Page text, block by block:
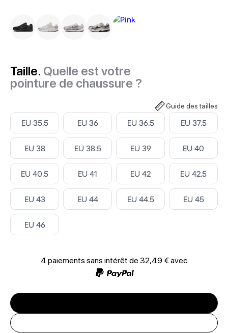
Taille. Quelle est votre
pointure de chaussure ?
Guide des tailles
Select ‎
EU 35.5 Select ‎
EU 36 Select ‎
EU 36.5 Select ‎
EU 37.5
Select ‎
EU 38 Select ‎
EU 38.5 Select ‎
EU 39 Select ‎
EU 40
Select ‎
EU 40.5 Select ‎
EU 41 Select ‎
EU 42 Select ‎
EU 42.5
Select ‎
EU 43 Select ‎
EU 44 Select ‎
EU 44.5 Select ‎
EU 45
Select ‎
EU 46
4 paiements sans intérêt de 32,49 €avec